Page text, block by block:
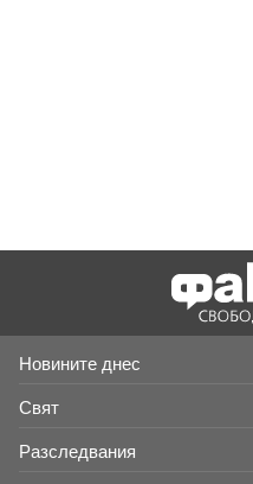
Новините днес
Свят
Разследвания